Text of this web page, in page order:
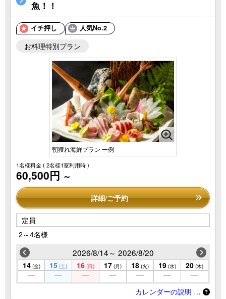
魚！！
イチ押し 人気No.2
お料理特別プラン
朝獲れ海鮮プラン 一例
1名様料金( 2名様1室利用時 )
60,500円 ～
詳細/ご予約
定員
2～4名様
2026/8/14～ 2026/8/20
14 (金) 15 (土) 16 (日) 17 (月) 18 (火) 19 (水) 20 (木)
カレンダーの説明 …